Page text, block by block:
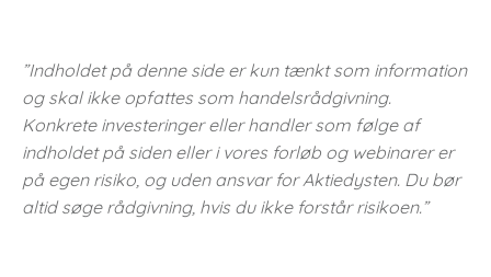
”Indholdet på denne side er kun tænkt som information
og skal ikke opfattes som handelsrådgivning.
Konkrete investeringer eller handler som følge af
indholdet på siden eller i vores forløb og webinarer er
på egen risiko, og uden ansvar for Aktiedysten. Du bør
altid søge rådgivning, hvis du ikke forstår risikoen.”